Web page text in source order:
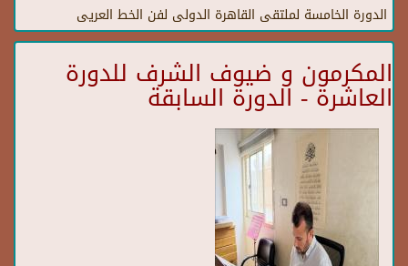
الدورة الخامسة لملتقى القاهرة الدولى لفن الخط العريى
المكرمون و ضيوف الشرف للدورة
العاشرة - الدورة السابقة